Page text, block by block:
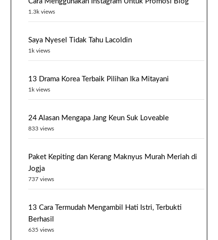
1.3k views
Saya Nyesel Tidak Tahu Lacoldin
1k views
13 Drama Korea Terbaik Pilihan Ika Mitayani
1k views
24 Alasan Mengapa Jang Keun Suk Loveable
833 views
Paket Kepiting dan Kerang Maknyus Murah Meriah di
Jogja
737 views
13 Cara Termudah Mengambil Hati Istri, Terbukti
Berhasil
635 views